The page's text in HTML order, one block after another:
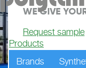
Products
Brands
WE GIVE
Request sample